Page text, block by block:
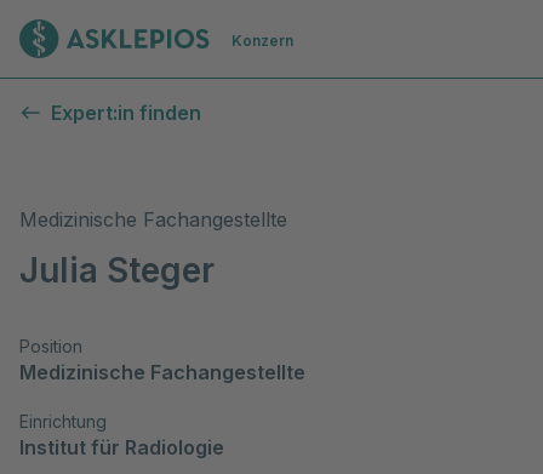
Zur Startseite
Konzern
Expert:in finden
Medizinische Fachangestellte
Julia Steger
Position
Medizinische Fachangestellte
Einrichtung
Institut für Radiologie